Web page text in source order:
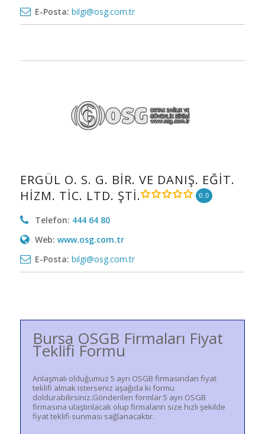
E-Posta: bilgi@osg.com.tr
ERGÜL O. S. G. BİR. VE DANIŞ. EĞİT.
HİZM. TİC. LTD. ŞTİ.
0.0
Telefon: 444 64 80
Web: www.osg.com.tr
E-Posta: bilgi@osg.com.tr
Bursa OSGB Firmaları Fiyat
Teklifi Formu
Anlaşmalı olduğumuz 5 ayrı OSGB firmasından fiyat
teklifi almak isterseniz aşağıda ki formu
doldurabilirsiniz.Gönderilen formlar 5 ayrı OSGB
firmasına ulaştırılacak olup firmaların size hızlı şekilde
fiyat teklifi sunması sağlanacaktır.